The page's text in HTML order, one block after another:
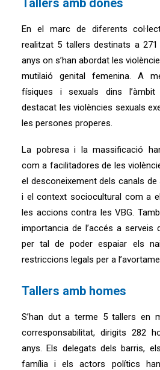
Tallers amb dones
En el marc de diferents
realitzat 5 tallers destinats a
anys on s’han abordat les
mutilaió genital femenina. A
físiques i sexuals dins l’àmbit
destacat les violències sexuals
les persones properes.
La pobresa i la massificació
com a facilitadores de les
el desconeixement dels canals
i el context sociocultural com a
les accions contra les VBG.
importancia de l’accés a serveis
per tal de poder espaiar els
restriccions legals per a
Tallers amb homes
S’han dut a terme 5 tallers en
corresponsabilitat, dirigits 282
anys. Els delegats dels barris,
família i els actors polítics